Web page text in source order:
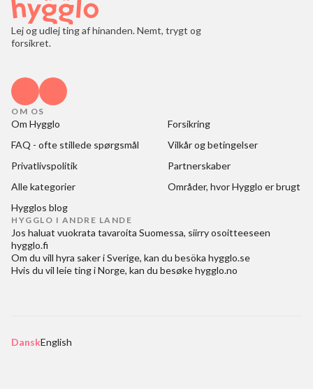
Lej og udlej ting af hinanden. Nemt, trygt og
forsikret.
OM OS
Om Hygglo
Forsikring
FAQ - ofte stillede spørgsmål
Vilkår og betingelser
Privatlivspolitik
Partnerskaber
Alle kategorier
Områder, hvor Hygglo er brugt
Hygglos blog
HYGGLO I ANDRE LANDE
Jos haluat vuokrata tavaroita Suomessa, siirry osoitteeseen
hygglo.fi
Om du vill hyra saker i Sverige, kan du besöka hygglo.se
Hvis du vil leie ting i Norge, kan du besøkehygglo.no
DanskEnglish